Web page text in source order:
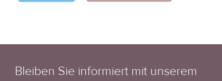
Bleiben Sie informiert mit unserem